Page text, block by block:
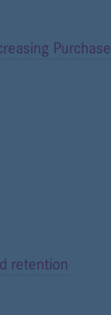
Purchase
retention